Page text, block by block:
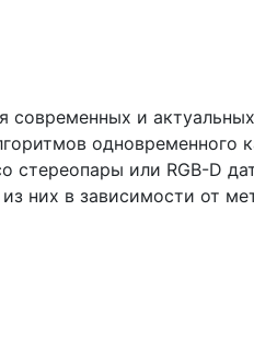
современных и
одновременного
или RGB-D
них в зависимости от